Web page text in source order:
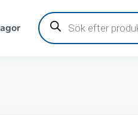
Produktsökning